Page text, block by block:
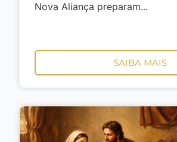
Nova Aliança preparam...
SAIBA MAIS